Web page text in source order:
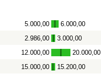
5.000,00 - 6.000,00
2.986,00 - 3.000,00
12.000,00 - 20.000,00
15.000,00 - 15.200,00